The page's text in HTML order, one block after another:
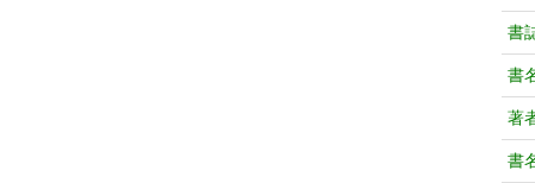
書
書
著
書